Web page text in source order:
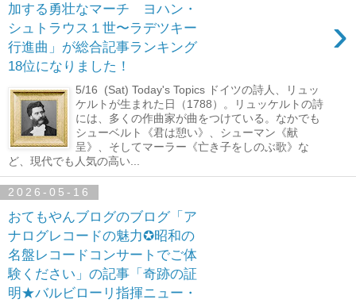
加する勇壮なマーチ ヨハン・
シュトラウス１世〜ラデツキー
行進曲」が総合記事ランキング
18位になりました！
›
5/16 (Sat) Today's Topics ドイツの詩人、リュッ
ケルトが生まれた日（1788）。リュッケルトの詩
には、多くの作曲家が曲をつけている。なかでも
シューベルト《君は憩い》、シューマン《献
呈》、そしてマーラー《亡き子をしのぶ歌》な
ど、現代でも人気の高い...
2026-05-16
おてもやんブログのブログ「ア
ナログレコードの魅力✪昭和の
名盤レコードコンサートでご体
験ください」の記事「奇跡の証
明★バルビローリ指揮ニュー・